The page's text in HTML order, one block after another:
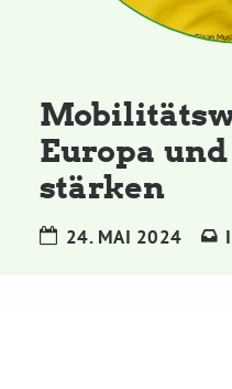
Grünes Zentrum
Personen
Sylvia Rietenberg, MdB
Europa
stärken
24. MAI 2024